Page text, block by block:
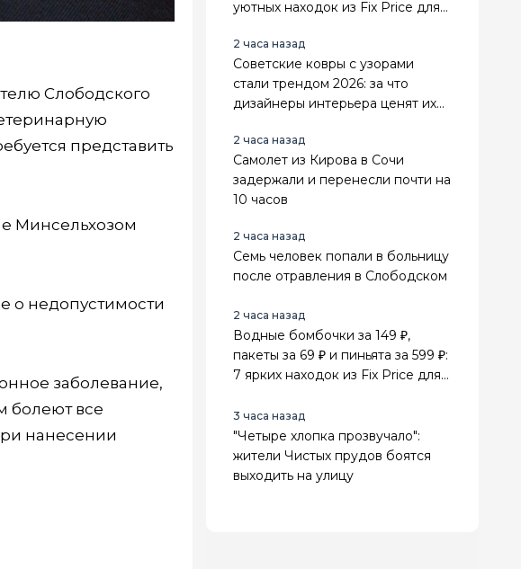
Слободского
представить
Минсельхозом
о недопустимости
заболевание,
болеют все
нанесении
уютных находок из Fix Price для
2 часа назад
Советские ковры с узорами
стали трендом 2026: за что
дизайнеры интерьера ценят их
2 часа назад
Самолет из Кирова в Сочи
задержали и перенесли почти на
10 часов
2 часа назад
Семь человек попали в больницу
после отравления в Слободском
2 часа назад
Водные бомбочки за 149 ₽,
пакеты за 69 ₽ и пиньята за 599 ₽:
7 ярких находок из Fix Price для
3 часа назад
"Четыре хлопка прозвучало":
жители Чистых прудов боятся
выходить на улицу